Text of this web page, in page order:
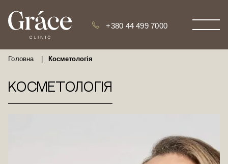
+380 44 499 7000
Головна Косметологія
Косметологія